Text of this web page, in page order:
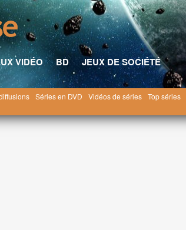
VIDÉO BD
JEUX DE SOCIÉTÉ
Séries en DVD Vidéos de séries Top séries